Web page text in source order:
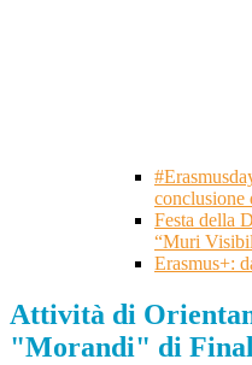
conclusione
Festa della
“Muri
Erasmus+:
Attività di
"Morandi" di